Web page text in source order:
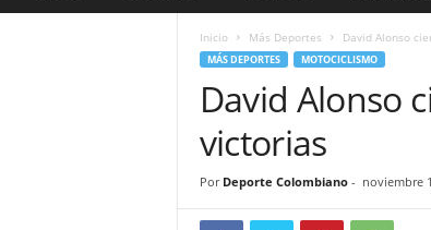
Inicio Más Deportes David Alonso
MÁS DEPORTES MOTOCICLISMO
David Alonso
victorias
Por Deporte Colombiano- noviembre